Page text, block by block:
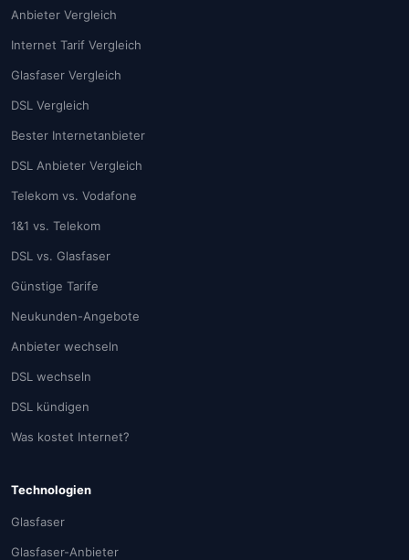
Anbieter Vergleich
Internet Tarif Vergleich
Glasfaser Vergleich
DSL Vergleich
Bester Internetanbieter
DSL Anbieter Vergleich
Telekom vs. Vodafone
1&1 vs. Telekom
DSL vs. Glasfaser
Günstige Tarife
Neukunden-Angebote
Anbieter wechseln
DSL wechseln
DSL kündigen
Was kostet Internet?
Technologien
Glasfaser
Glasfaser-Anbieter